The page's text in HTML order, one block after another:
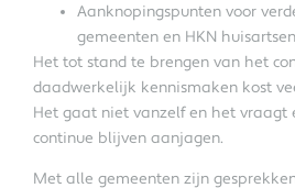
Aanknopingspunten voor
gemeenten en HKN huisartsen
Het tot stand te brengen van het
daadwerkelijk kennismaken kost
Het gaat niet vanzelf en het vraagt
continue blijven aanjagen.
Met alle gemeenten zijn